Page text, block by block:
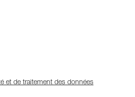
et de traitement des données